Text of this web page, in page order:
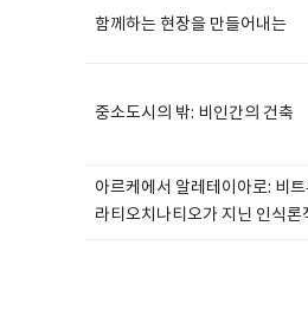
함께하는 현장을 만들어내는
중소도시의 밖: 비인간의 건축
아르케에서 알레테이아로: 비
라티오치나티오가 지닌 인식론